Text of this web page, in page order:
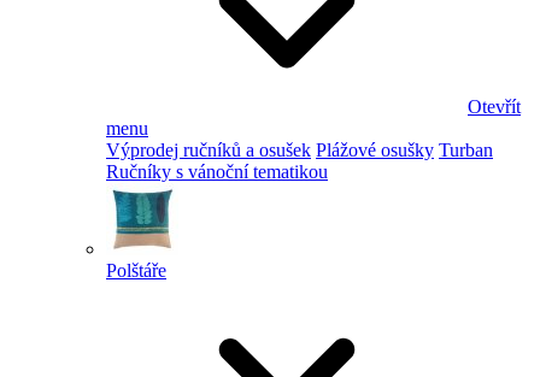
Otevřít
menu
Výprodej ručníků a osušek Plážové osušky Turban
Ručníky s vánoční tematikou
Polštáře